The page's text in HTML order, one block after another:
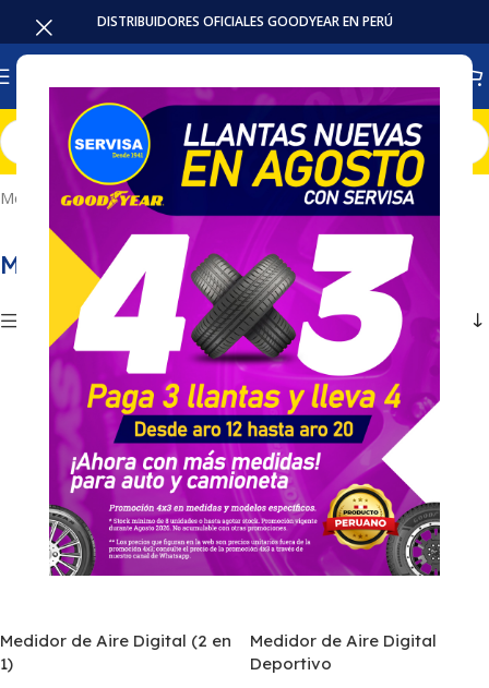
DISTRIBUIDORES OFICIALES GOODYEAR EN PERÚ
Inicio Accesorios / Repuestos Medidores de Presion
Mostrando los 6 resultados
Medidores de Presion
Mostrar Filtros
Medidor de Aire Digital (2 en
1)
Medidor de Aire Digital
Deportivo